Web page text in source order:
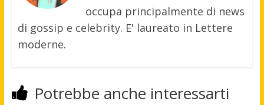
occupa principalmente di news
di gossip e celebrity. E' laureato in Lettere
moderne.
Potrebbe anche interessarti